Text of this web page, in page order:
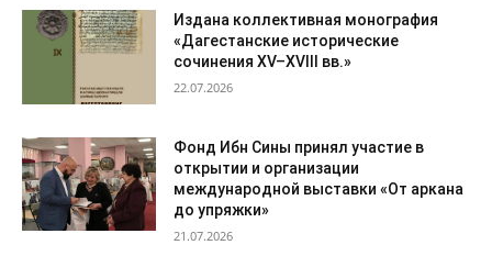
Издана коллективная монография
«Дагестанские исторические
сочинения XV–XVIII вв.»
22.07.2026
Фонд Ибн Сины принял участие в
открытии и организации
международной выставки «От аркана
до упряжки»
21.07.2026